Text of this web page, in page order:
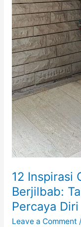
12 Inspirasi
Berjilbab:
Percaya Diri
Leave a Comment /